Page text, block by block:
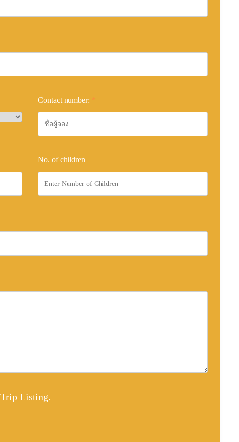
Contact number: *
No. of children
Trip Listing.